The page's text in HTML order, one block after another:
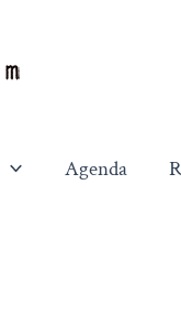
Agenda